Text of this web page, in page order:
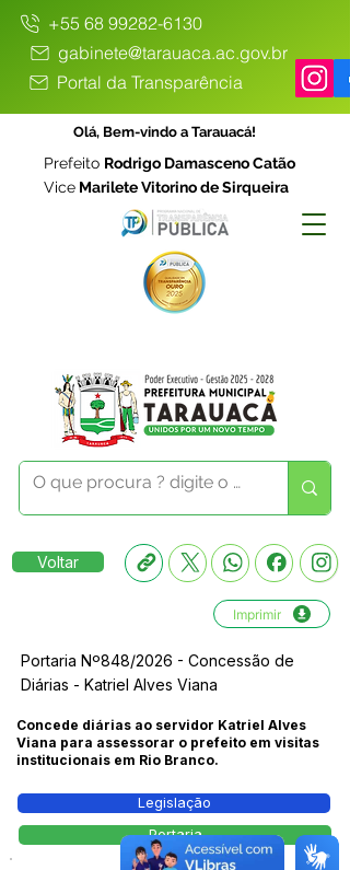
+55 68 99282-6130
gabinete@tarauaca.ac.gov.br
Portal da Transparência
Olá, Bem-vindo a Tarauacá!
Prefeito Rodrigo Damasceno Catão
Vice Marilete Vitorino de Sirqueira
Voltar
Imprimir
Portaria Nº848/2026 - Concessão de
Diárias - Katriel Alves Viana
Concede diárias ao servidor Katriel Alves
Viana para assessorar o prefeito em visitas
institucionais em Rio Branco.
Legislação
Portaria